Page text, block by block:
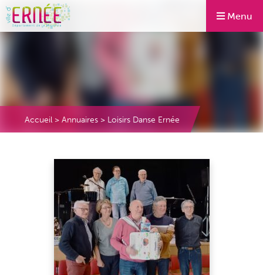
Menu
Accueil > Annuaires > Loisirs Danse Ernée